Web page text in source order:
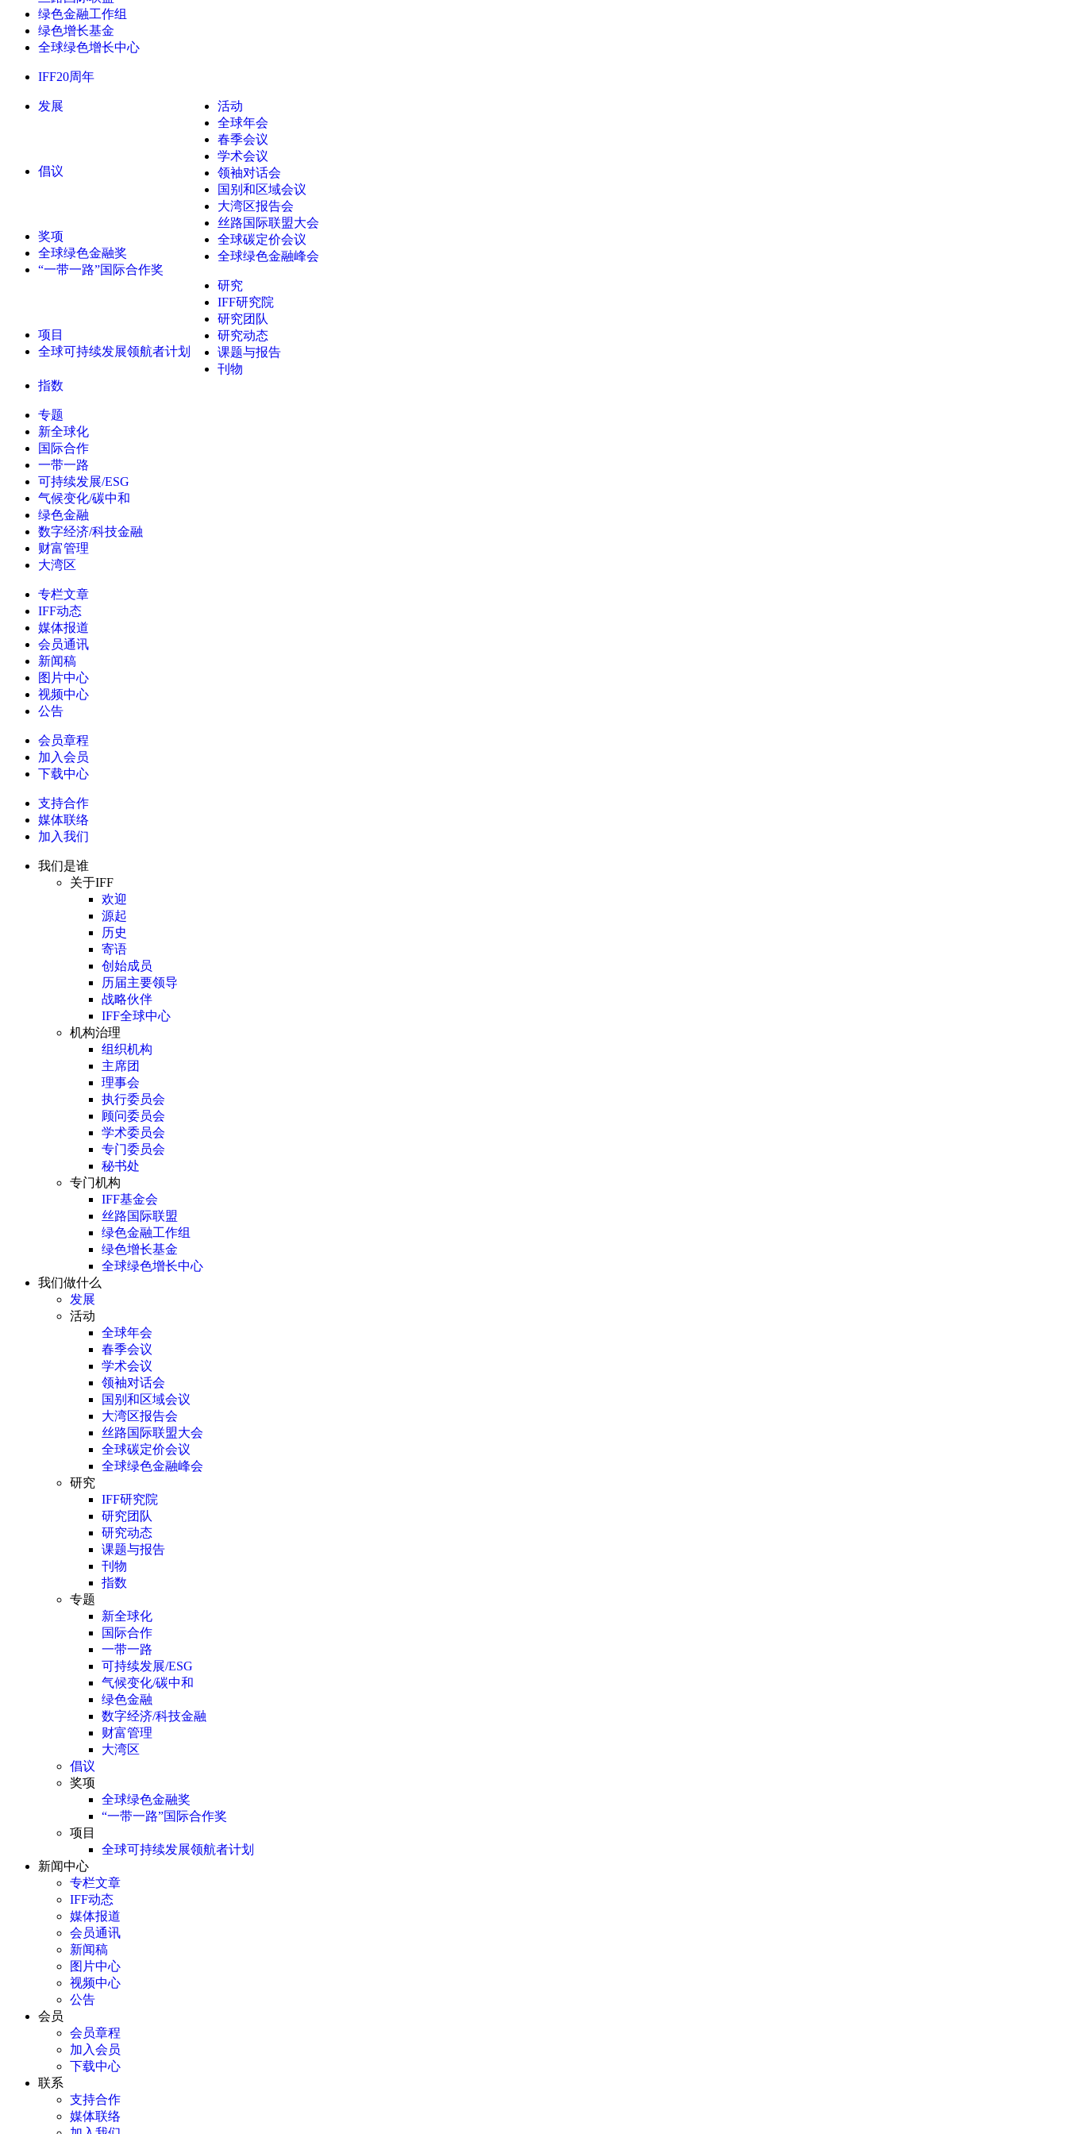
绿色金融工作组
绿色增长基金
全球绿色增长中心
IFF20周年
发展
倡议
奖项
全球绿色金融奖
“一带一路”国际合作奖
项目
全球可持续发展领航者计划
活动
全球年会
春季会议
学术会议
领袖对话会
国别和区域会议
大湾区报告会
丝路国际联盟大会
全球碳定价会议
全球绿色金融峰会
研究
IFF研究院
研究团队
研究动态
课题与报告
刊物
指数
专题
新全球化
国际合作
一带一路
可持续发展/ESG
气候变化/碳中和
绿色金融
数字经济/科技金融
财富管理
大湾区
专栏文章
IFF动态
媒体报道
会员通讯
新闻稿
图片中心
视频中心
公告
会员章程
加入会员
下载中心
支持合作
媒体联络
加入我们
我们是谁
关于IFF
欢迎
源起
历史
寄语
创始成员
历届主要领导
战略伙伴
IFF全球中心
机构治理
组织机构
主席团
理事会
执行委员会
顾问委员会
学术委员会
专门委员会
秘书处
专门机构
IFF基金会
丝路国际联盟
绿色金融工作组
绿色增长基金
全球绿色增长中心
我们做什么
发展
活动
全球年会
春季会议
学术会议
领袖对话会
国别和区域会议
大湾区报告会
丝路国际联盟大会
全球碳定价会议
全球绿色金融峰会
研究
IFF研究院
研究团队
研究动态
课题与报告
刊物
指数
专题
新全球化
国际合作
一带一路
可持续发展/ESG
气候变化/碳中和
绿色金融
数字经济/科技金融
财富管理
大湾区
倡议
奖项
全球绿色金融奖
“一带一路”国际合作奖
项目
全球可持续发展领航者计划
新闻中心
专栏文章
IFF动态
媒体报道
会员通讯
新闻稿
图片中心
视频中心
公告
会员
会员章程
加入会员
下载中心
联系
支持合作
媒体联络